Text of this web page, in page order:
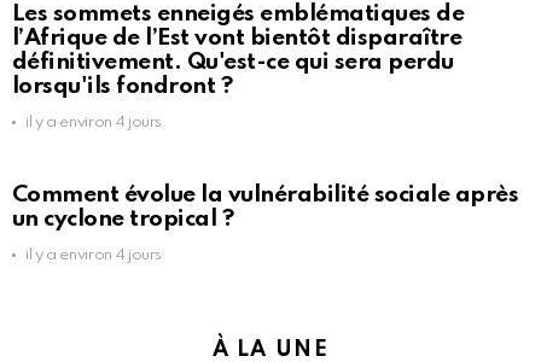
Les sommets enneigés emblématiques de
l’Afrique de l’Est vont bientôt disparaître
définitivement. Qu'est-ce qui sera perdu
lorsqu'ils fondront ?
il y a environ 4 jours
Comment évolue la vulnérabilité sociale après
un cyclone tropical ?
il y a environ 4 jours
À LA UNE